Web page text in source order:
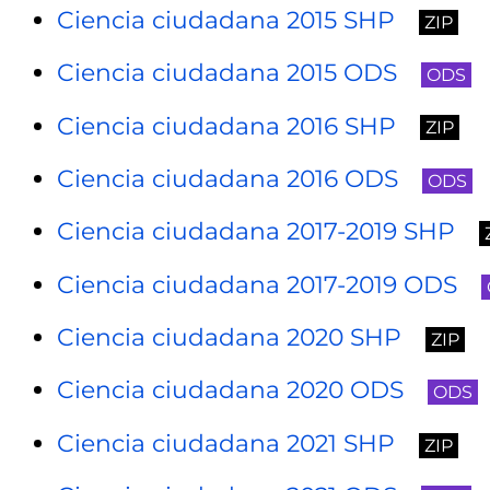
Ciencia ciudadana 2015 SHP ZIP
Ciencia ciudadana 2015 ODS ODS
Ciencia ciudadana 2016 SHP ZIP
Ciencia ciudadana 2016 ODS ODS
Ciencia ciudadana 2017-2019 SHP
Ciencia ciudadana 2017-2019 ODS
Ciencia ciudadana 2020 SHP ZIP
Ciencia ciudadana 2020 ODS ODS
Ciencia ciudadana 2021 SHP ZIP